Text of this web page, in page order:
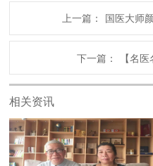
上一篇： 国医大师
下一篇： 【名
相关资讯